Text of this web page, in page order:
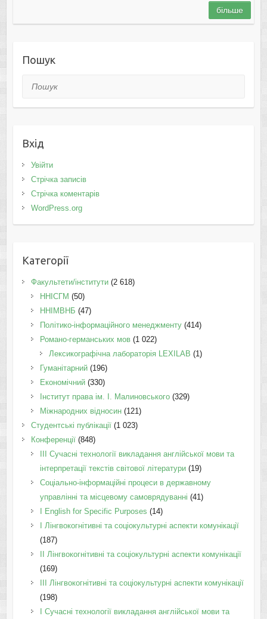
більше
Пошук
Пошук
Вхід
Увійти
Стрічка записів
Стрічка коментарів
WordPress.org
Категорії
Факультети/інститути(2 618)
ННІСГМ (50)
ННІМВНБ (47)
Політико-інформаційного менеджменту(414)
Романо-германських мов(1 022)
Лексикографічна лабораторія LEXILAB (1)
Гуманітарний(196)
Економічний(330)
Інститут права ім. І. Малиновського(329)
Міжнародних відносин(121)
Студентські публікації(1 023)
Конференції(848)
III Сучасні технології викладання англійської мови та
інтерпретації текстів світової літератури(19)
Соціально-інформаційні процеси в державному
управлінні та місцевому самоврядуванні (41)
І English for Specific Purposes (14)
I Лінгвокогнітивні та соціокультурні аспекти комунікації
(187)
IІ Лінгвокогнітивні та соціокультурні аспекти комунікації
(169)
IІI Лінгвокогнітивні та соціокультурні аспекти комунікації
(198)
I Cучасні технології викладання англійської мови та